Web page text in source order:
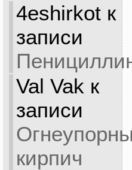
4eshirkotк
записи
Val Vak к
записи
кирпич